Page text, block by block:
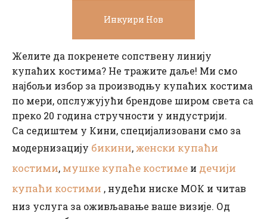
Инкуири Нов
Желите да покренете сопствену линију
купаћих костима? Не тражите даље! Ми смо
најбољи избор за производњу купаћих костима
по мери, опслужујући брендове широм света са
преко 20 година стручности у индустрији.
Са седиштем у Кини, специјализовани смо за
модернизацију бикини,женски купаћи
костими, мушке купаће костиме и дечији
купаћи костими , нудећи ниске МОК и читав
низ услуга за оживљавање ваше визије. Од